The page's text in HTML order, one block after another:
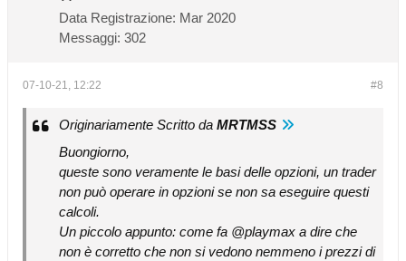
Data Registrazione: Mar 2020
Messaggi: 302
#8
07-10-21, 12:22
Originariamente Scritto da MRTMSS
Buongiorno,
queste sono veramente le basi delle opzioni, un trader
non può operare in opzioni se non sa eseguire questi
calcoli.
Un piccolo appunto: come fa @playmax a dire che
non è corretto che non si vedono nemmeno i prezzi di